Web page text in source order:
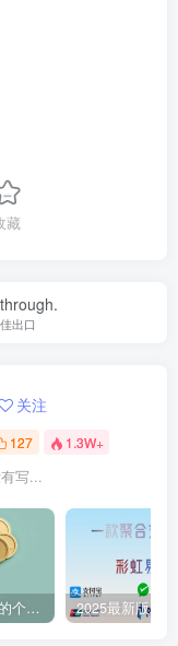
藏
出口
关注
127 1.3W+
写...
BEpusdt – 好用的个人自部署USDT/USDC收款网关 易支付USDT收款网关